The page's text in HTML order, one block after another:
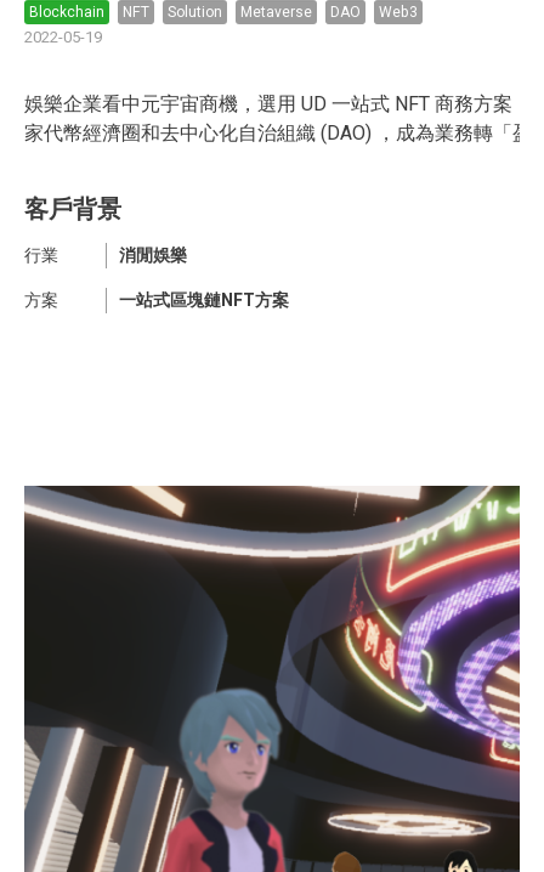
Blockchain NFT Solution Metaverse DAO Web3
2022-05-19
娛樂企業看中元宇宙商機，選用 UD 一站式 NFT 商務方案
家代幣經濟圈和去中心化自治組織 (DAO) ，成為業務轉「
客戶背景
行業
方案
消閒娛樂
一站式區塊鏈NFT方案